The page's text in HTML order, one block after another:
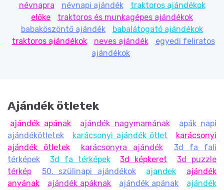
névnapra
névnapi ajándék
traktoros ajándékok
előke
traktoros és munkagépes ajándékok
babaköszöntő ajándék
babalátogató ajándékok
traktoros ajándékok
neves ajándék
egyedi feliratos
ajándékok
Ajándék ötletek
ajándék apának ajándék nagymamának
apák napi
ajándékötletek
karácsonyi ajándék ötlet
karácsonyi
ajándék ötletek
karácsonyra ajándék
3d fa fali
térképek
3d fa térképek 3d képkeret
3d puzzle
térkép
50. szülinapi ajándékok ajandek
ajándék
anyának
ajándék apáknak ajándék apának
ajándék